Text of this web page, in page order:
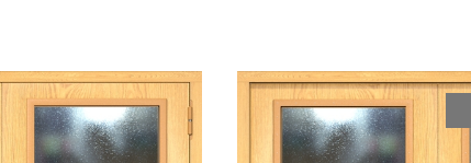
двери ei-60(204)
двери ei-60(158)
двери ei-60
двери ei-60